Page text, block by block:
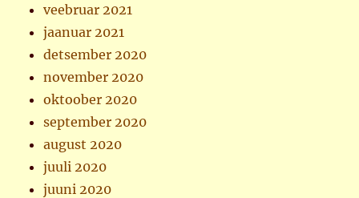
veebruar 2021
jaanuar 2021
detsember 2020
november 2020
oktoober 2020
september 2020
august 2020
juuli 2020
juuni 2020